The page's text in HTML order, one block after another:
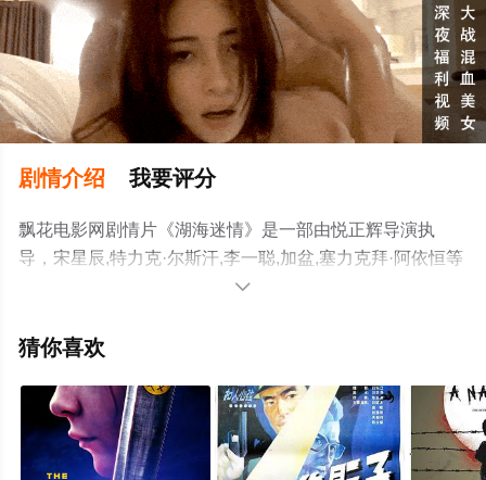
剧情介绍 我要评分
飘花电影网剧情片《湖海迷情》是一部由悦正辉导演执
导，宋星辰,特力克·尔斯汗,李一聪,加盆,塞力克拜·阿依恒等
明星演员精彩演绎的中国大陆电影，手机免费观看高清未
至豆瓣电影、电视猫或剧情网等平台了解。

猜你喜欢